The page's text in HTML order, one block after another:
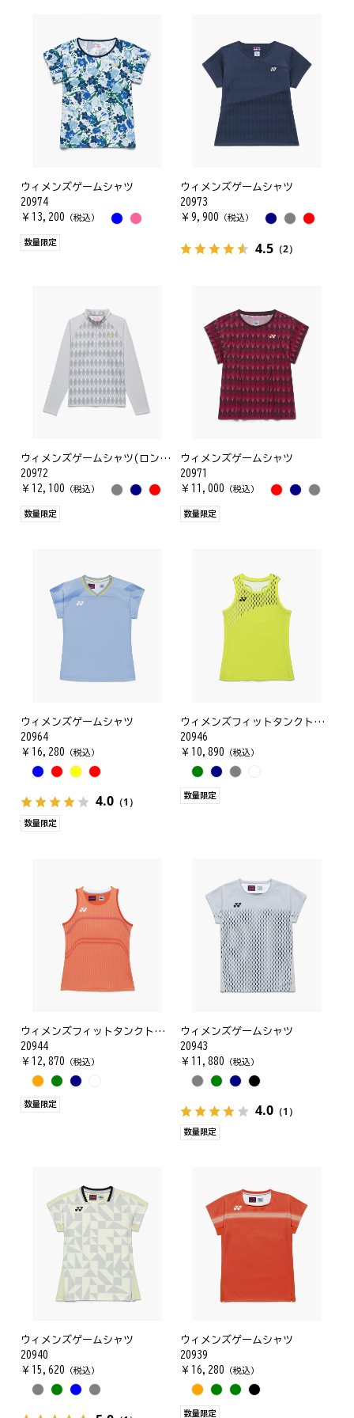
ウィメンズゲームシャツ
20974
￥ 13,200 （税込）
数量限定
ウィメンズゲームシャツ
20973
￥ 9,900 （税込）
4.5（2）
ウィメンズゲームシャツ(ロングスリーブ)
20972
￥ 12,100 （税込）
数量限定
ウィメンズゲームシャツ
20971
￥ 11,000 （税込）
数量限定
ウィメンズゲームシャツ
20964
￥ 16,280 （税込）
4.0 （1）
数量限定
ウィメンズフィットタンクトップ
20946
￥ 10,890 （税込）
数量限定
ウィメンズフィットタンクトップ
20944
￥ 12,870 （税込）
数量限定
ウィメンズゲームシャツ
20943
￥ 11,880 （税込）
4.0（1）
数量限定
ウィメンズゲームシャツ
20940
￥ 15,620 （税込）
ウィメンズゲームシャツ
20939
￥ 16,280 （税込）
数量限定